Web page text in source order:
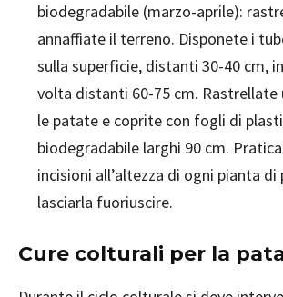
biodegradabile (marzo-aprile):
annaffiate il terreno. Disponete i
sulla superficie, distanti 30-40 cm,
volta distanti 60-75 cm. Rastrellate
le patate e coprite con fogli di
biodegradabile larghi 90 cm.
incisioni all’altezza di ogni pianta
lasciarla fuoriuscire.
Cure colturali per la